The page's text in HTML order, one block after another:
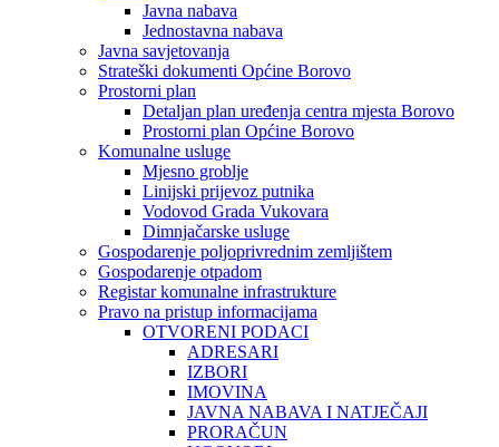
Javna nabava
Jednostavna nabava
Javna savjetovanja
Strateški dokumenti Općine Borovo
Prostorni plan
Detaljan plan uređenja centra mjesta Borovo
Prostorni plan Općine Borovo
Komunalne usluge
Mjesno groblje
Linijski prijevoz putnika
Vodovod Grada Vukovara
Dimnjačarske usluge
Gospodarenje poljoprivrednim zemljištem
Gospodarenje otpadom
Registar komunalne infrastrukture
Pravo na pristup informacijama
OTVORENI PODACI
ADRESARI
IZBORI
IMOVINA
JAVNA NABAVA I NATJEČAJI
PRORAČUN